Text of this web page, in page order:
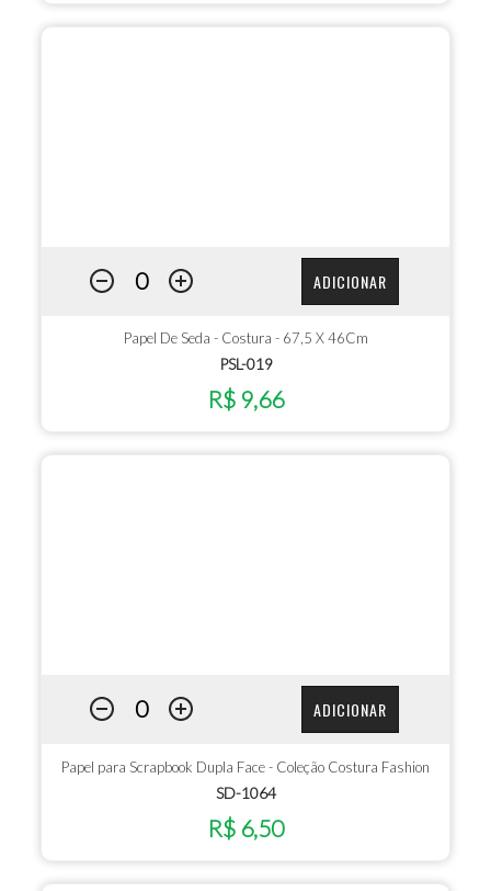
ADICIONAR
Papel De Seda - Costura - 67,5 X 46Cm
PSL-019
R$ 9,66
ADICIONAR
Papel para Scrapbook Dupla Face - Coleção Costura Fashion
SD-1064
R$ 6,50